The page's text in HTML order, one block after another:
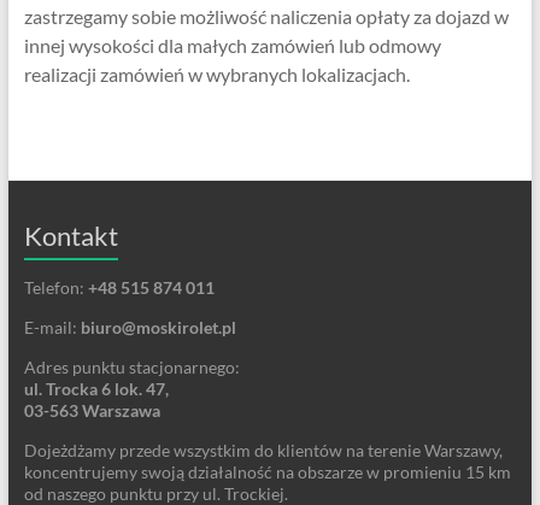
zastrzegamy sobie możliwość naliczenia opłaty za dojazd w
innej wysokości dla małych zamówień lub odmowy
realizacji zamówień w wybranych lokalizacjach.
Kontakt
Telefon: +48 515 874 011
E-mail: biuro@moskirolet.pl
Adres punktu stacjonarnego:
ul. Trocka 6 lok. 47,
03-563 Warszawa
Dojeżdżamy przede wszystkim do klientów na terenie Warszawy,
koncentrujemy swoją działalność na obszarze w promieniu 15 km
od naszego punktu przy ul. Trockiej.